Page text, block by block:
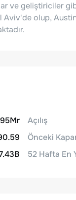
ve geliştiriciler
Aviv'de olup,
Açılış
Önceki
52 Hafta En